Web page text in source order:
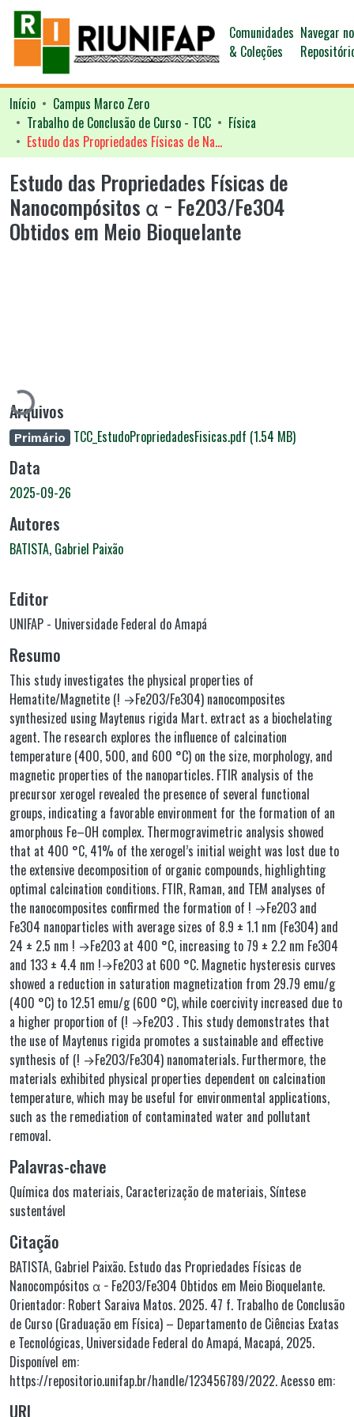
Comunidades
& Coleções
Navegar no
Início
Campus Marco Zero
Trabalho de Conclusão de Curso - TCC
Física
Estudo das Propriedades Físicas de Nanocompósitos α − Fe2O3/Fe3O4 Obtidos em Meio Bioquelante
Estudo das Propriedades Físicas de
Nanocompósitos α − Fe2O3/Fe3O4
Obtidos em Meio Bioquelante
Carregando...
Arquivos
Primário TCC_EstudoPropriedadesFisicas.pdf (1.54 MB)
Data
2025-09-26
Autores
BATISTA, Gabriel Paixão
Editor
UNIFAP - Universidade Federal do Amapá
Resumo
This study investigates the physical properties of
Hematite/Magnetite (! →Fe2O3/Fe3O4) nanocomposites
synthesized using Maytenus rigida Mart. extract as a biochelating
agent. The research explores the influence of calcination
temperature (400, 500, and 600 °C) on the size, morphology, and
magnetic properties of the nanoparticles. FTIR analysis of the
precursor xerogel revealed the presence of several functional
groups, indicating a favorable environment for the formation of an
amorphous Fe–OH complex. Thermogravimetric analysis showed
that at 400 °C, 41% of the xerogel’s initial weight was lost due to
the extensive decomposition of organic compounds, highlighting
optimal calcination conditions. FTIR, Raman, and TEM analyses of
the nanocomposites confirmed the formation of ! →Fe2O3 and
Fe3O4 nanoparticles with average sizes of 8.9 ± 1.1 nm (Fe3O4) and
24 ± 2.5 nm ! →Fe2O3 at 400 °C, increasing to 79 ± 2.2 nm Fe3O4
and 133 ± 4.4 nm !→Fe2O3 at 600 °C. Magnetic hysteresis curves
showed a reduction in saturation magnetization from 29.79 emu/g
(400 °C) to 12.51 emu/g (600 °C), while coercivity increased due to
a higher proportion of (! →Fe2O3 . This study demonstrates that
the use of Maytenus rigida promotes a sustainable and effective
synthesis of (! →Fe2O3/Fe3O4) nanomaterials. Furthermore, the
materials exhibited physical properties dependent on calcination
temperature, which may be useful for environmental applications,
such as the remediation of contaminated water and pollutant
removal.
Palavras-chave
Química dos materiais, Caracterização de materiais, Síntese
sustentável
Citação
BATISTA, Gabriel Paixão. Estudo das Propriedades Físicas de
Nanocompósitos α − Fe2O3/Fe3O4 Obtidos em Meio Bioquelante.
Orientador: Robert Saraiva Matos. 2025. 47 f. Trabalho de Conclusão
de Curso (Graduação em Física) – Departamento de Ciências Exatas
e Tecnológicas, Universidade Federal do Amapá, Macapá, 2025.
Disponível em:
https://repositorio.unifap.br/handle/123456789/2022. Acesso em:
URI